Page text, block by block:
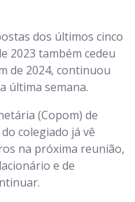
dos últimos cinco
2023 também cedeu
de 2024, continuou
última semana.
(Copom) de
colegiado já vê
na próxima reunião,
e de